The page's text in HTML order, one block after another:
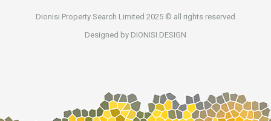
Dionisi Property Search Limited 2025 © all rights reserved
Designed by DIONISI DESIGN